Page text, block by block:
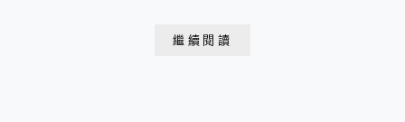
繼續閱讀